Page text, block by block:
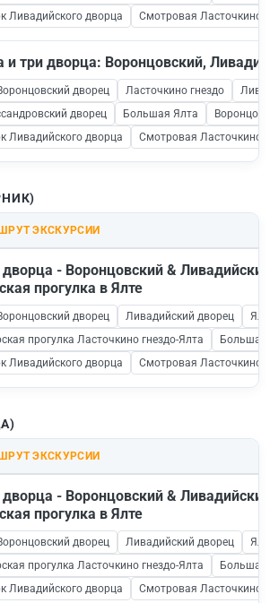
Ливадийского дворца
Смотровая Ласточкино
и три дворца: Воронцовский,
дворец Ласточкино гнездо
дворец
Большая Ялта
Ливадийского дворца
Смотровая Ласточкино
ЭКСКУРСИИ
- Воронцовский &
прогулка в Ялте
дворец Ливадийский дворец
прогулка Ласточкино гнездо-Ялта
Большая
Ливадийского дворца
Смотровая Ласточкино
ЭКСКУРСИИ
- Воронцовский &
прогулка в Ялте
дворец Ливадийский дворец
прогулка Ласточкино гнездо-Ялта
Большая
Ливадийского дворца
Смотровая Ласточкино